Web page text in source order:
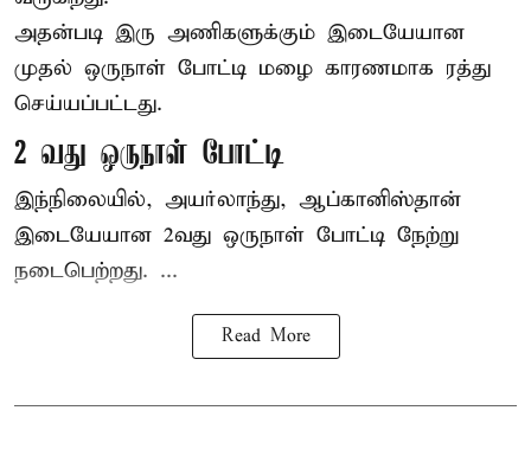
அதன்படி இரு அணிகளுக்கும் இடையேயான
முதல் ஒருநாள் போட்டி மழை காரணமாக ரத்து
செய்யப்பட்டது.
2 வது ஒருநாள் போட்டி
இந்நிலையில், அயர்லாந்து, ஆப்கானிஸ்தான்
இடையேயான 2வது ஒருநாள் போட்டி நேற்று
நடைபெற்றது. ...
Read More